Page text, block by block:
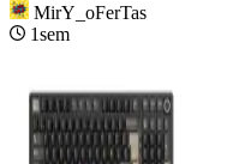
MirY_oFerTas
1sem